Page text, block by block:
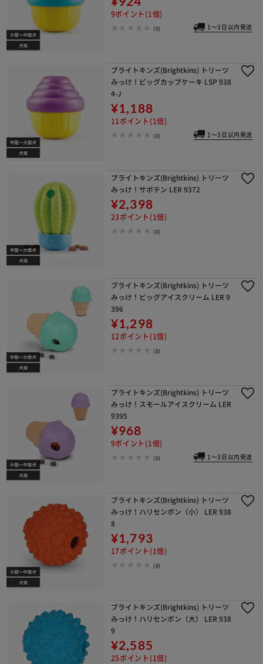
9ポイント(1倍)
(0) 1～3日以内発送
ブライトキンズ(Brightkins) トリーツ
みっけ！ビッグカップケーキ LSP 938
4-J
¥1,188
11ポイント(1倍)
(0) 1～3日以内発送
ブライトキンズ(Brightkins) トリーツ
みっけ！サボテン LER 9372
¥2,398
23ポイント(1倍)
(0)
ブライトキンズ(Brightkins) トリーツ
みっけ！ビッグアイスクリーム LER 9
396
¥1,298
12ポイント(1倍)
(0)
ブライトキンズ(Brightkins) トリーツ
みっけ！スモールアイスクリーム LER
9395
¥968
9ポイント(1倍)
(0) 1～3日以内発送
ブライトキンズ(Brightkins) トリーツ
みっけ！ハリセンボン（小） LER 938
8
¥1,793
17ポイント(1倍)
(0)
ブライトキンズ(Brightkins) トリーツ
みっけ！ハリセンボン（大） LER 938
9
¥2,585
25ポイント(1倍)